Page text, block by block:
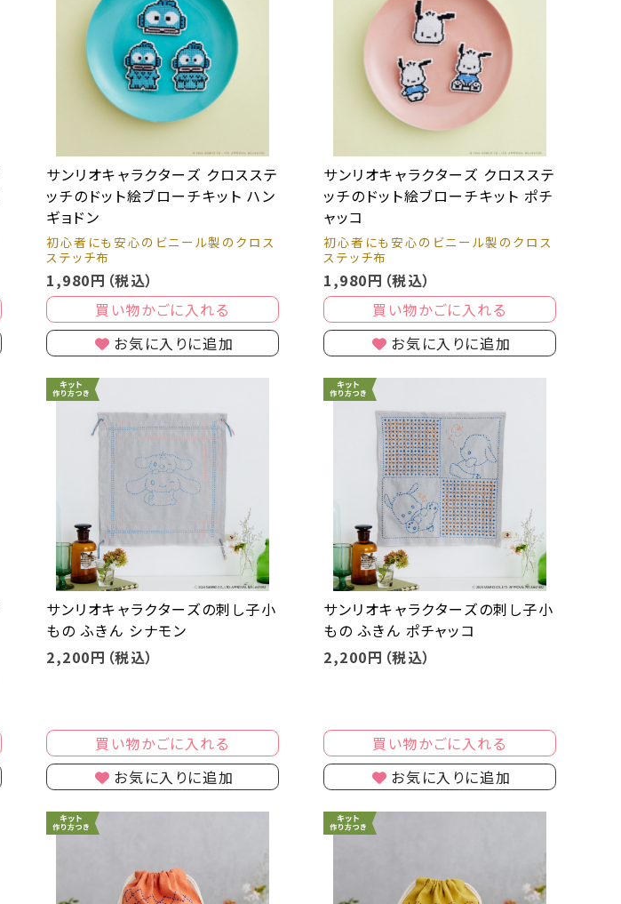
サンリオキャラクターズ クロスステ
ッチのドット絵ブローチキット ハン
ギョドン
初心者にも安心のビニール製のクロス
ステッチ布
1,980円（税込）
買い物かごに入れる
お気に入りに追加
サンリオキャラクターズ クロスステ
ッチのドット絵ブローチキット ポチ
ャッコ
初心者にも安心のビニール製のクロス
ステッチ布
1,980円（税込）
買い物かごに入れる
お気に入りに追加
サンリオキャラクターズの刺し子小
もの ふきん シナモン
2,200円（税込）
買い物かごに入れる
お気に入りに追加
サンリオキャラクターズの刺し子小
もの ふきん ポチャッコ
2,200円（税込）
買い物かごに入れる
お気に入りに追加